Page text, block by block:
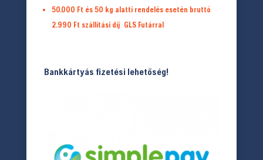
50.000 Ft és 50 kg alatti rendelés esetén bruttó
2.990 Ft szállítási díj GLS Futárral
Bankkártyás fizetési lehetőség!